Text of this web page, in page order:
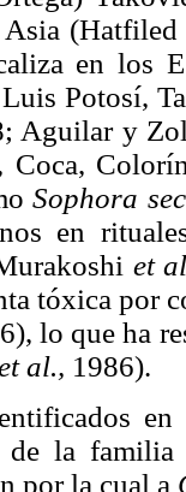
Asia (Hatfiled
en los
Potosí,
Aguilar y
Coca,
Sophora
en
et
tóxica por
lo que ha
al., 1986).
en
de la
por la cual a